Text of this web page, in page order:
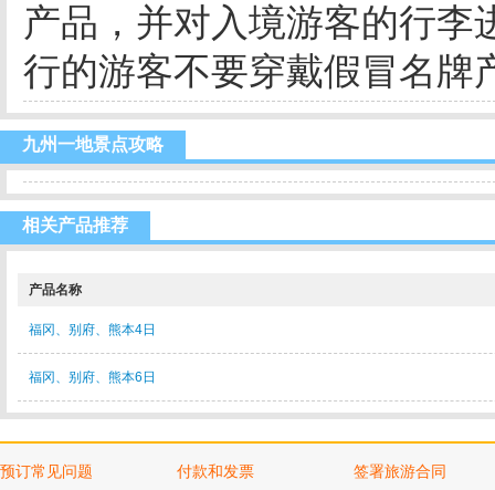
产品，并对入境游客的行李
行的游客不要穿戴假冒名牌
九州一地景点攻略
相关产品推荐
产品名称
福冈、别府、熊本4日
福冈、别府、熊本6日
预订常见问题 付款和发票 签署旅游合同